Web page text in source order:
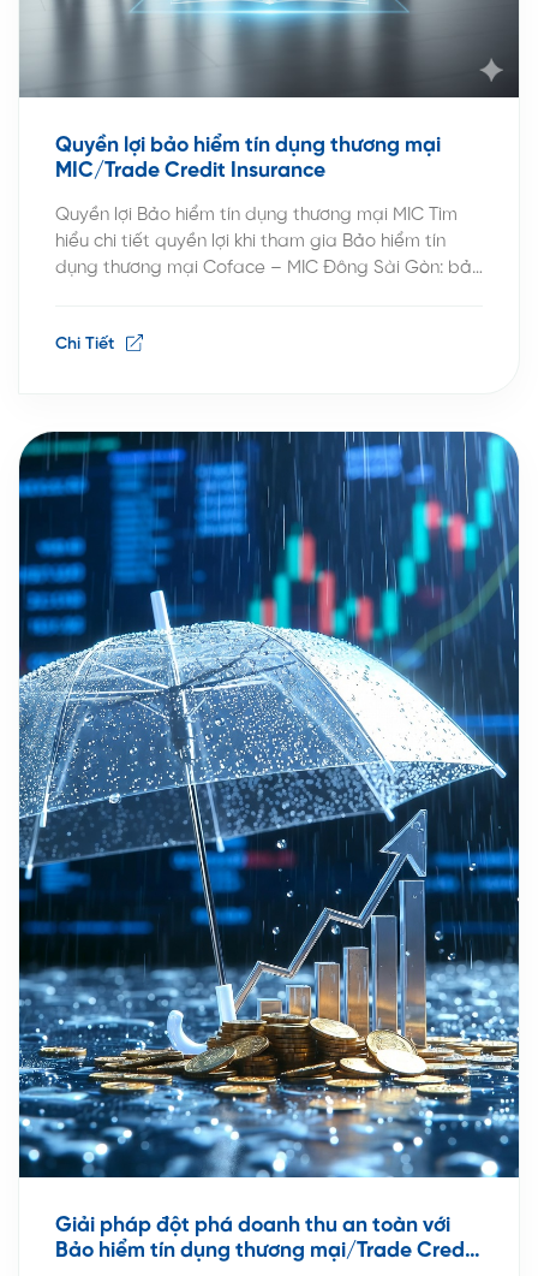
Quyền lợi bảo hiểm tín dụng thương mại
MIC/Trade Credit Insurance
Quyền lợi Bảo hiểm tín dụng thương mại MIC Tìm
hiểu chi tiết quyền lợi khi tham gia Bảo hiểm tín
dụng thương mại Coface – MIC Đông Sài Gòn: bảo
thương mại (Trade […]
Chi Tiết
Giải pháp đột phá doanh thu an toàn với
Bảo hiểm tín dụng thương mại/Trade Credit